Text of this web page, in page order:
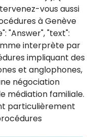
vous aussi
à Genève
"Answer", "text":
interprète par
impliquant des
et anglophones,
négociation
médiation familiale.
particulièrement